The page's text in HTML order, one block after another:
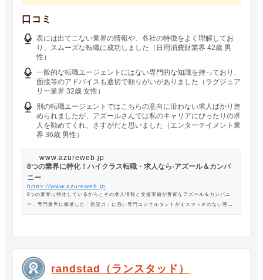
口コミ
表には出てこない業界の情報や、各社の特徴をよく理解してお
り、スムーズな転職に成功しました（日用消費財業界 42歳 男
性）
一般的な転職エージェントにはない専門的な知識を持っており、
面接等のアドバイスも適切で頼りがいがありました（ラグジュア
リー業界 32歳 女性）
別の転職エージェントではこちらの意向に沿わない求人ばかり進
められましたが、アズールさんでは私のキャリアにぴったりの求
人を勧めてくれ、さすがだと思いました（エンターテイメント業
界 36歳 男性）
www.azureweb.jp
8つの業界に特化！ハイクラス転職・求人なら-アズール＆カンパ
ニー
https://www.azureweb.jp
8つの業界に特化しているからこその求人情報と支援実績が豊富なアズール＆カンパニ
ー。専門業界に精通した「面談力」に強い専門コンサルタントがミスマッチのない理想
randstad（ランスタッド）